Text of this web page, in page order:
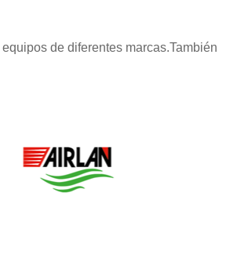
de diferentes marcas.También